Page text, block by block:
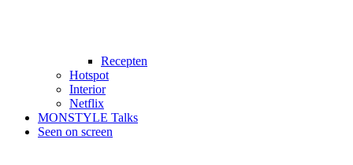
Recepten
Hotspot
Interior
Netflix
MONSTYLE Talks
Seen on screen